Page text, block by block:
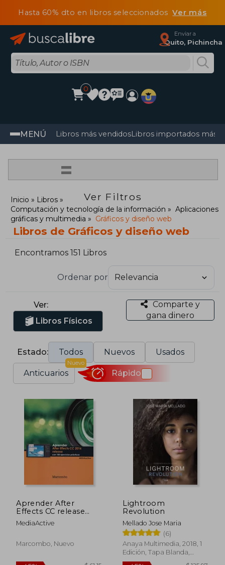
Hasta 60% dto en libros seleccionadosVer más
Enviar a
Quito, Pichincha
0
MENÚ Libros más vendidosLibros importados más
=
Ver Filtros
Inicio
Libros
Computación y tecnología de la información
Aplicaciones
gráficas y multimedia
Gráficos y diseño web
Libros de Gráficos y diseño web
Encontramos 151 Libros
Ordenar por
Ver:
Libros Físicos
Comparte y
gana dinero
Estado: Todos Nuevos Usados
Anticuarios
Nuevo
Rápido
Aprender After
Effects CC release
2016 con 100
ejercicios prácticos
MediaActive
Marcombo, Nuevo
Lightroom
Revolution
Mellado Jose Maria
(6)
Anaya Multimedia, 2018, 1
Edición, Tapa Blanda,
Nuevo